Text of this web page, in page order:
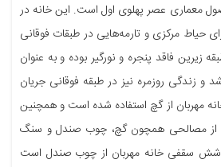
معماری عصر پهلوی اول است. این خانه در
حیاط مرکزی و تارمه‌هایی در طبقات فوقانی
زیرین فاقد پنجره و نورگیر بوده و به عنوان
و زندگی روزمره نیز در طبقه فوقانی جریان
مهربان از گچ استفاده شده است و همچنین
از مصالحی همچون گچ، چوب صندل و سنگ
سقفی خانه مهربان از چوب صندل است